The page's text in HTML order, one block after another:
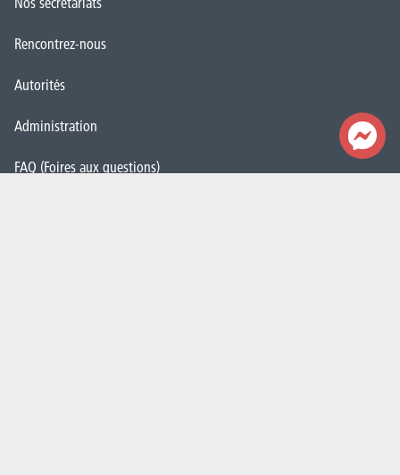
Rencontrez-nous
Autorités
Administration
FAQ (Foires aux questions)